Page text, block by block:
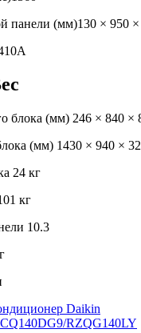
панели (мм)130 × 950
блока (мм) 246 × 840 ×
(мм) 1430 × 940 ×
24 кг
кг
10.3